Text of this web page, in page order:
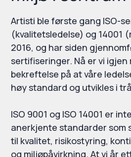
Artisti ble første gang ISO-
(kvalitetsledelse) og 14001
2016, og har siden
sertifiseringer. Nå er vi
bekreftelse på at våre
høy standard og utvikles i
ISO 9001 og ISO 14001 er
anerkjente standarder som
til kvalitet, risikostyring,
og miljøpåvirkning. At vi år